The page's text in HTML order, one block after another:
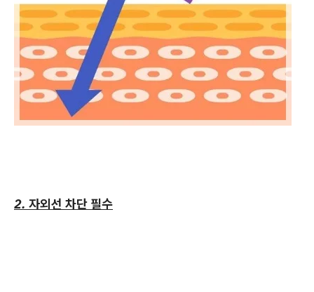
2. 자외선 차단 필수